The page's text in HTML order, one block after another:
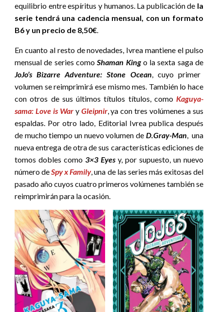
equilibrio entre espíritus y humanos. La publicación de la
serie tendrá una cadencia mensual, con un formato
B6 y un precio de 8,50€.
En cuanto al resto de novedades, Ivrea mantiene el pulso
mensual de series comoShaman King o la sexta saga de
JoJo’s Bizarre Adventure: Stone Ocean, cuyo primer
volumen se reimprimirá ese mismo mes. También lo hace
con otros de sus últimos títulos títulos, como Kaguya-
sama: Love is Wary Gleipnir, ya con tres volúmenes a sus
espaldas. Por otro lado, Editorial Ivrea publica después
de mucho tiempo un nuevo volumen de D.Gray-Man, una
nueva entrega de otra de sus características ediciones de
tomos dobles como 3×3 Eyes y, por supuesto, un nuevo
número deSpy x Family, una de las series más exitosas del
pasado año cuyos cuatro primeros volúmenes también se
reimprimirán para la ocasión.